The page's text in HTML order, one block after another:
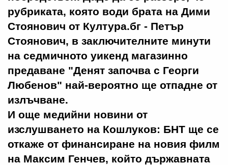
рубриката, която води брата на Дими
Стоянович от Култура.бг - Петър
Стоянович, в заключителните минути
на седмичното уикенд магазинно
предаване "Денят започва с Георги
Любенов" най-вероятно ще отпадне от
излъчване.
И още медийни новини от
изслушването на Кошлуков: БНТ ще се
откаже от финансиране на новия филм
на Максим Генчев, който държавната